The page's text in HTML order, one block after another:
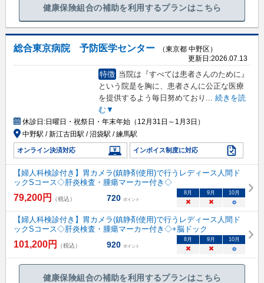
健康保険組合の補助を利用するプランはこちら
総合東京病院 予防医学センター
（東京都 中野区）
更新日:2026.07.13
特徴 当院は『すべては患者さんのために』
という院是を胸に、患者さんに公正な医療
を提供するよう毎日努めており
続きを読
む▼
休診日:日曜日・祝祭日・年末年始（12月31日～1月3日）
中野駅 / 新江古田駅 / 沼袋駅 / 練馬駅
オンライン決済対応 インボイス制度に対応
【婦人科検診付き】胃カメラ(鎮静剤使用)で行うレディース人間ド
ックSコース◇肝炎検査・腫瘍マーカー付き◇
79,200円 （税込） 720 ポイント
8 月 9 月 10月
× × ○
【婦人科検診付き】胃カメラ(鎮静剤使用)で行うレディース人間ド
ックSコース◇肝炎検査・腫瘍マーカー付き◇+脳ドック
101,200円 （税込） 920 ポイント
8 月 9 月 10月
× × ○
健康保険組合の補助を利用するプランはこちら